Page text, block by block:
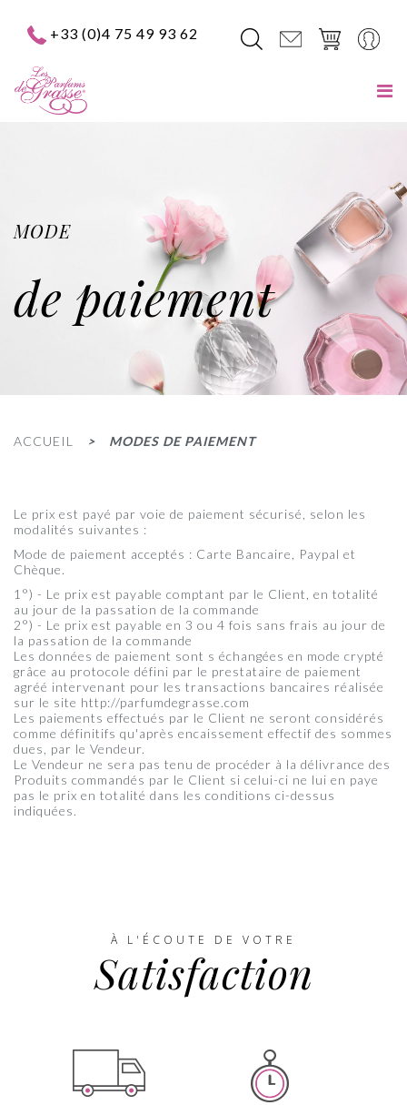
+33 (0)4 75 49 93 62
MODE
de paiement
ACCUEIL MODES DE PAIEMENT
Le prix est payé par voie de paiement sécurisé, selon les
modalités suivantes :
Mode de paiement acceptés : Carte Bancaire, Paypal et
Chèque.
1°) - Le prix est payable comptant par le Client, en totalité
au jour de la passation de la commande
2°) - Le prix est payable en 3 ou 4 fois sans frais au jour de
la passation de la commande
Les données de paiement sont s échangées en mode crypté
grâce au protocole défini par le prestataire de paiement
agréé intervenant pour les transactions bancaires réalisée
sur le site http://parfumdegrasse.com
Les paiements effectués par le Client ne seront considérés
comme définitifs qu'après encaissement effectif des sommes
dues, par le Vendeur.
Le Vendeur ne sera pas tenu de procéder à la délivrance des
Produits commandés par le Client si celui-ci ne lui en paye
pas le prix en totalité dans les conditions ci-dessus
indiquées.
À L'ÉCOUTE DE VOTRE
Satisfaction